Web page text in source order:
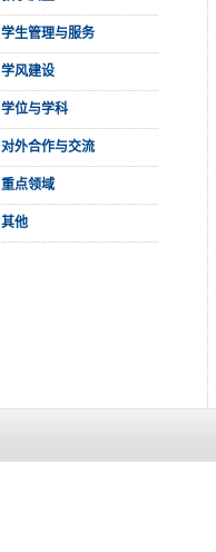
学生管理与服务
学风建设
学位与学科
对外合作与交流
重点领域
其他